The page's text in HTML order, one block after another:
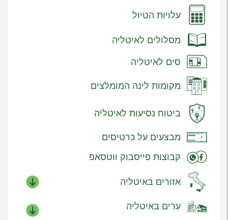
עלויות הטיול
מסלולים לאיטליה
סים לאיטליה
מקומות לינה המומלצים
ביטוח נסיעות לאיטליה
מבצעים על כרטיסים
קבוצות פייסבוק ווטסאפ
אזורים באיטליה
ערים באיטליה